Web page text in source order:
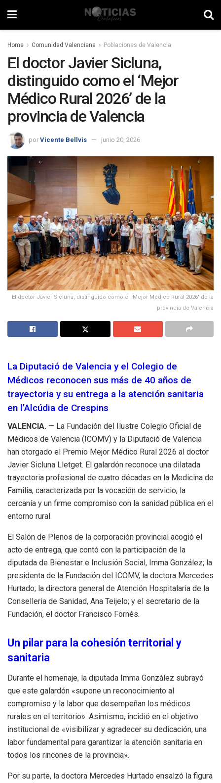
Home Comunidad Valenciana Poblaciones de Valencia
El doctor Javier Sicluna,
distinguido como el ‘Mejor
Médico Rural 2026’ de la
provincia de Valencia
por Vicente Bellvis junio 20, 2026
El doctor Javier Sicluna, distinguido como el 'Mejor Médico Rural 2026' de la
provincia de Valencia
La Diputació de Valencia y el Colegio de
Médicos reconocen sus más de 40 años de
trayectoria y su entrega a la atención sanitaria
en l’Alcúdia de Crespins
VALENCIA. — La Fundación del Ilustre Colegio Oficial de
Médicos de Valencia (ICOMV) y la Diputació de Valencia
han otorgado el Premio Mejor Médico Rural 2026 al doctor
Javier Sicluna Lletget. El galardón reconoce una dilatada
trayectoria profesional de cuatro décadas en la Medicina de
Familia, caracterizada por la vocación de servicio, la
cercanía y un firme compromiso con la sanidad pública en el
entorno rural.
El Salón de Plenos de la corporación provincial acogió el
acto de entrega, que contó con la participación de la
diputada de Bienestar e Inclusión Social, Imma González; la
presidenta de la Fundación del ICOMV, la doctora Mercedes
Hurtado; la directora general de Atención Hospitalaria de la
Conselleria de Sanidad, Ana Teijelo; y el secretario de la
Fundación, el doctor Francisco Fornés.
Un pilar para la cohesión territorial y
sanitaria
Durante el homenaje, la diputada Imma González subrayó
que este galardón «supone un reconocimiento al
compromiso y la labor que desempeñan los médicos
rurales en el territorio». Asimismo, incidió en el objetivo
institucional de «visibilizar y agradecer su dedicación, una
labor fundamental para garantizar la atención sanitaria en
todos los rincones de la provincia».
Por su parte, la doctora Mercedes Hurtado ensalzó la figura